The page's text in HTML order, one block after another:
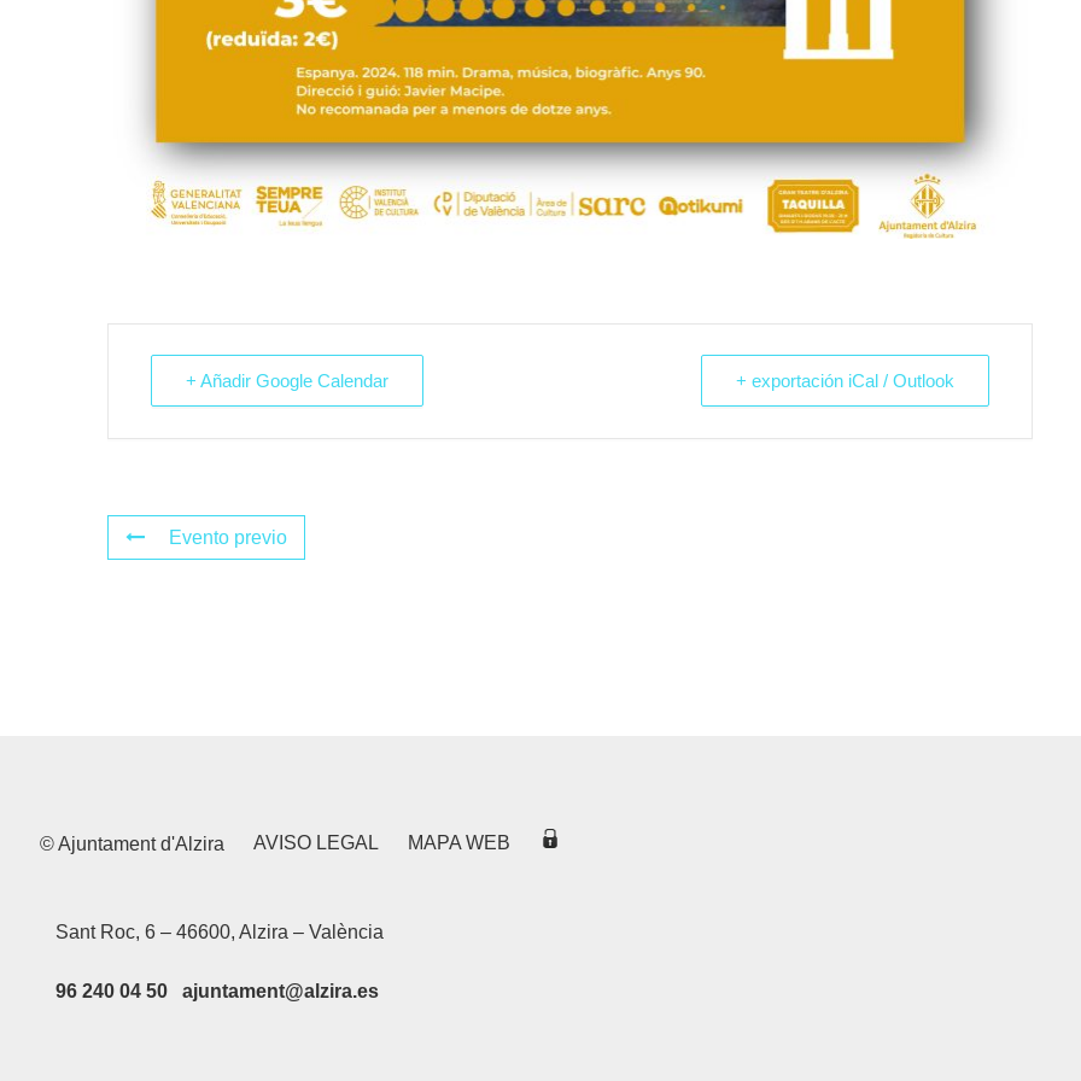
+ Añadir Google Calendar + exportación iCal / Outlook
Evento previo
© Ajuntament d'Alzira AVISO LEGAL MAPA WEB
Sant Roc, 6 – 46600, Alzira – València
96 240 04 50 ajuntament@alzira.es